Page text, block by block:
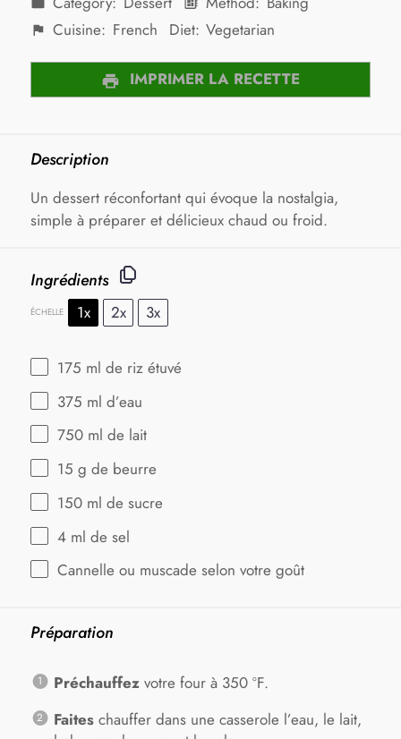
Cuisine: French Diet: Vegetarian
IMPRIMER LA RECETTE
Description
Un dessert réconfortant qui évoque la nostalgia,
simple à préparer et délicieux chaud ou froid.
Ingrédients
ÉCHELLE 1x 2x 3x
175 ml de riz étuvé
375 ml d’eau
750 ml de lait
15 g de beurre
150 ml de sucre
4 ml de sel
Cannelle ou muscade selon votre goût
Préparation
Préchauffezvotre four à 350 ºF.
Faiteschauffer dans une casserole l’eau, le lait,